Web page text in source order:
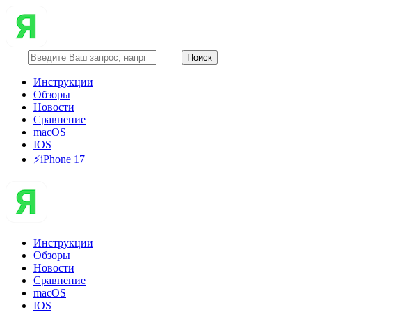
Инструкции
Обзоры
Новости
Сравнение
macOS
IOS
⚡️iPhone 17
Инструкции
Обзоры
Новости
Сравнение
macOS
IOS